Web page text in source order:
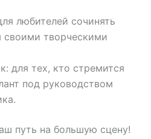
любителей сочинять
своими творческими
для тех, кто стремится
под руководством
путь на большую сцену!